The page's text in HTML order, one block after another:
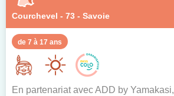
Courchevel - 73 - Savoie
de 7 à 17 ans
En partenariat avec ADD by